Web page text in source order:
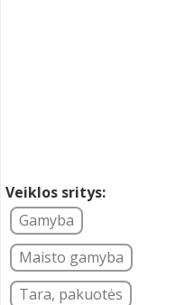
Veiklos sritys:
Gamyba
Maisto gamyba
Tara, pakuotės